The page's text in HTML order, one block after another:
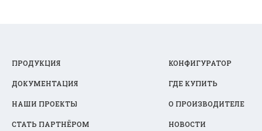
ПРОДУКЦИЯ КОНФИГУРАТОР
ДОКУМЕНТАЦИЯ ГДЕ КУПИТЬ
НАШИ ПРОЕКТЫ О ПРОИЗВОДИТЕЛЕ
СТАТЬ ПАРТНЁРОМ НОВОСТИ